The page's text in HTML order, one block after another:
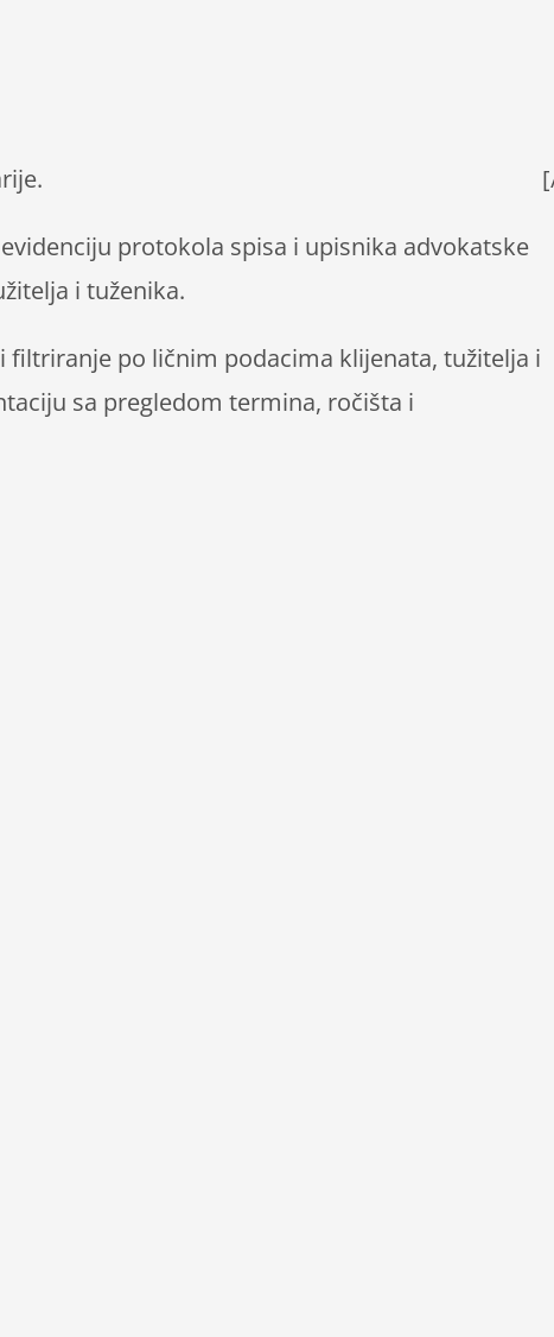
protokola spisa i upisnika advokatske
i tuženika.
filtriranje po ličnim podacima klijenata, tužitelja i
sa pregledom termina, ročišta i